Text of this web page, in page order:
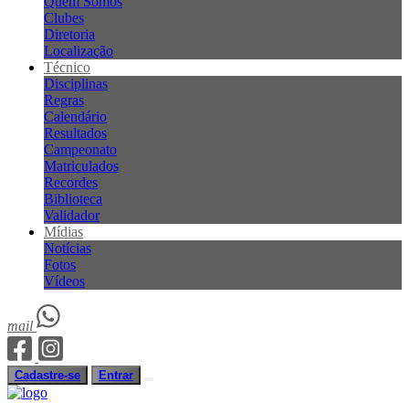
Clubes
Diretoria
Localização
Técnico
Disciplinas
Regras
Calendário
Resultados
Campeonato
Matriculados
Recordes
Biblioteca
Validador
Mídias
Notícias
Fotos
Vídeos
mail
Cadastre-se Entrar